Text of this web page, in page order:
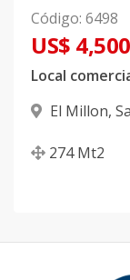
Código: 6498
US$ 4,500
Local
El Millon,
274 Mt2